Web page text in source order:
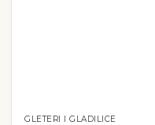
GLETERI I GLADILICE